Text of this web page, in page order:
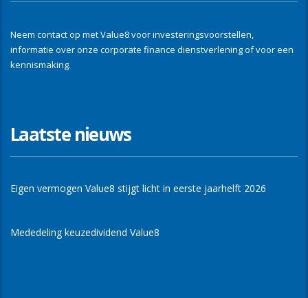
Neem contact op met Value8 voor investeringsvoorstellen,
informatie over onze corporate finance dienstverlening of voor een
kennismaking.
Laatste nieuws
Eigen vermogen Value8 stijgt licht in eerste jaarhelft 2026
Mededeling keuzedividend Value8